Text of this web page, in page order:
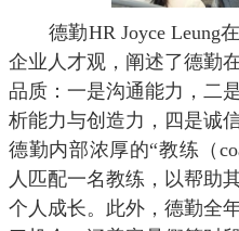
德勤HR Joyce Leung
企业人才观，阐述了德勤
品质：一是沟通能力，二
析能力与创造力，四是诚
德勤内部浓厚的“教练（
人匹配一名教练，以帮助
个人成长。此外，德勤全